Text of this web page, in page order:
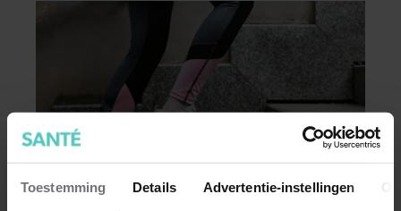
Toestemming Details Advertentie-instellingen